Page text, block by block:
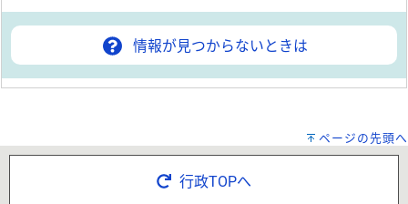
情報が見つからないときは
ページの先頭へ
行政TOPへ